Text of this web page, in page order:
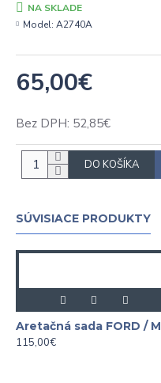
65,00€
Bez DPH: 52,85€
NA SKLADE
Model: A2740A
DO KOŠÍKA
SÚVISIACE PRODUKTY
115,00€